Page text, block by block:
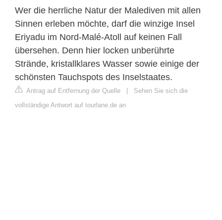
Wer die herrliche Natur der Malediven mit allen
Sinnen erleben möchte, darf die winzige Insel
Eriyadu im Nord-Malé-Atoll auf keinen Fall
übersehen. Denn hier locken unberührte
Strände, kristallklares Wasser sowie einige der
schönsten Tauchspots des Inselstaates.
Antrag auf Entfernung der Quelle | Sehen Sie sich die
vollständige Antwort auf tourlane.de an